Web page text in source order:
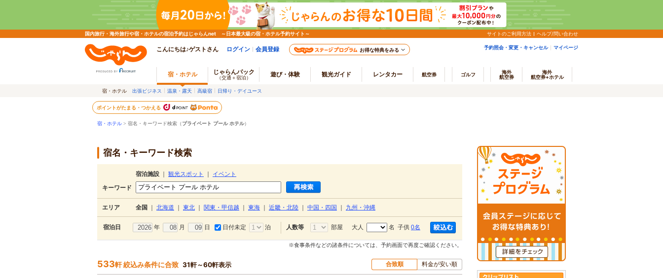
国内旅行・海外旅行や宿・ホテルの宿泊予約はじゃらんnet ～日本最大級の宿・ホテル予約サイト～ サイトのご利用方法 ヘルプ/問い合わせ
こんにちは♪ゲストさん ログイン 会員登録 お得な特典をみる 予約照会・変更・キャンセル マイページ
宿・ホテル じゃらんパック
（交通＋宿泊） 遊び・体験 観光ガイド レンタカー 航空券 ゴルフ
海外
航空券
海外
航空券+ホテル
宿・ホテル 出張ビジネス 温泉・露天 高級宿 日帰り・デイユース
ポイントがたまる・つかえる
宿・ホテル > 宿名・キーワード検索（プライベート プール ホテル）
宿名・キーワード検索
宿泊施設 観光スポット
イベント
キーワード
エリア 全国 北海道 東北 関東・甲信越 東海 近畿・北陸 中国・四国 九州・沖縄
宿泊日 年 月 日 日付未定 泊 人数等 部屋 大人 名 子供 0名
※食事条件などの諸条件については、予約画面で再度ご確認ください。
533軒 絞込み条件に合致 31軒～60軒表示 合致順 料金が安い順